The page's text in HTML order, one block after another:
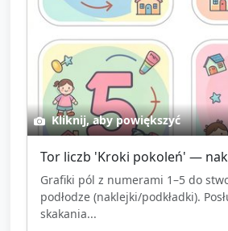
Kliknij, aby powiększyć
Tor liczb 'Kroki pokoleń' —
Grafiki pól z numerami 1–5 do
podłodze (naklejki/podkładki).
skakania...